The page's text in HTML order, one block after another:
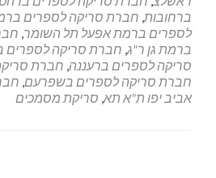
ברחובות, חברת סריקה לספרים
לספרים ברמת אפעל תל השומר,
ברמת גן ר"ג, חברת סריקה לספרים
סריקה לספרים ברעננה, חברת
חברת סריקה לספרים בשפרעם,
אביב יפו ת"א תא, סריקת מסמכים